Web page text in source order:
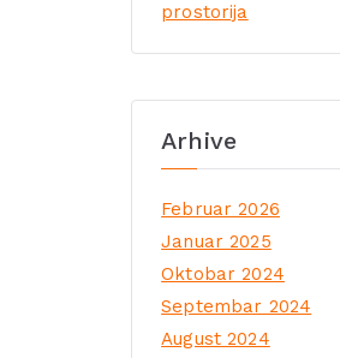
prostorija
Arhive
Februar 2026
Januar 2025
Oktobar 2024
Septembar 2024
August 2024